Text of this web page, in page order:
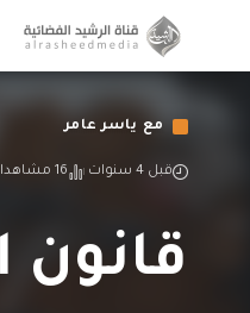
مع ياسر عامر
قبل 4 سنوات 16 مشاهدات